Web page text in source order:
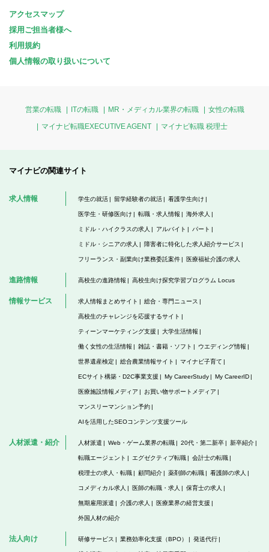
アクセスマップ
採用ご担当者様へ
利用規約
個人情報の取り扱いについて
営業の転職 ITの転職 MR・メディカル業界の転職
女性の転職
マイナビ転職EXECUTIVE AGENT
マイナビ転職 税理士
マイナビの関連サイト
求人情報 学生の就活 留学経験者の就活 看護学生向け
医学生・研修医向け 転職・求人情報 海外求人
ミドル・ハイクラスの求人 アルバイト パート
ミドル・シニアの求人 障害者に特化した求人紹介サービス
フリーランス・副業向け業務委託案件 医療福祉介護の求人
進路情報 高校生の進路情報 高校生向け探究学習プログラム Locus
情報サービス 求人情報まとめサイト 総合・専門ニュース
高校生のチャレンジを応援するサイト
ティーンマーケティング支援 大学生活情報
働く女性の生活情報 雑誌・書籍・ソフト ウエディング情報
世界遺産検定 総合農業情報サイト マイナビ子育て
ECサイト構築・D2C事業支援 My CareerStudy My CareerID
医療施設情報メディア お買い物サポートメディア
マンスリーマンション予約
AIを活用したSEOコンテンツ支援ツール
人材派遣・紹介 人材派遣 Web・ゲーム業界の転職 20代・第二新卒 新卒紹介
転職エージェント エグゼクティブ転職 会計士の転職
税理士の求人・転職 顧問紹介 薬剤師の転職 看護師の求人
コメディカル求人 医師の転職・求人 保育士の求人
無期雇用派遣 介護の求人 医療業界の経営支援
外国人材の紹介
法人向け 研修サービス 業務効率化支援（BPO） 発送代行